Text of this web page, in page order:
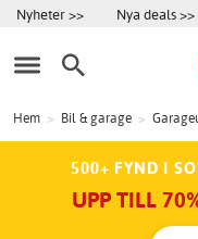
Nyheter >> Nya deals >>
Hem > Bil & garage >
500+ FYND I
UPP TILL